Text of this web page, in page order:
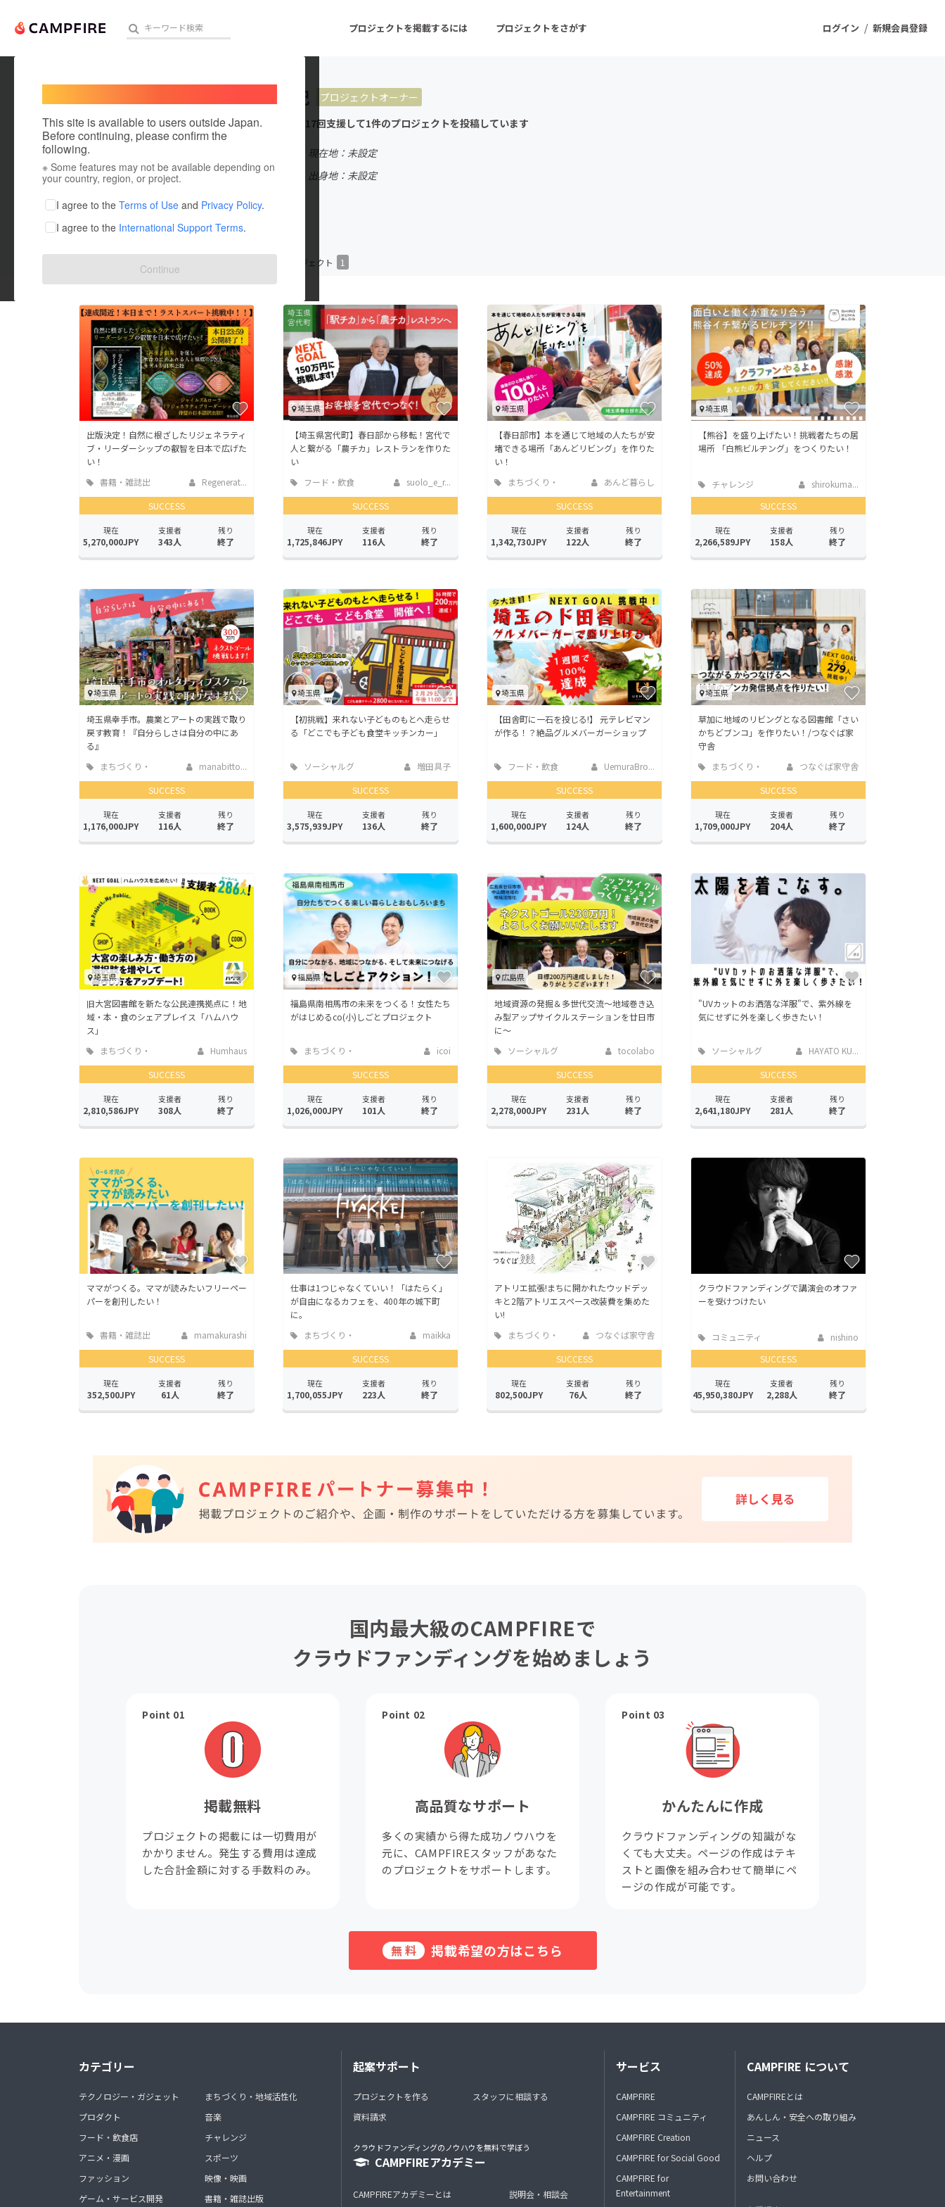
ログイン / 新規会員登録
プロジェクトを掲載するには プロジェクトをさがす
人気のプロジェクト 注目のリターン 注目の新着プロジェクト 募集終了が近いプロジェクト
アート・写真 音楽
テクノロジー・ガジェット
映像・映画
ビジネス・起業
チャレンジ
まちづくり・地域活性化
CAMPFIRE for Social Good
CAMPFIRE Creation
CAMPFIREふるさと納税
machi-ya コミュニティ
This site is available to users outside Japan.
Before continuing, please confirm the
following.
※ Some features may not be available depending on
your country, region, or project.
I agree to the Terms of Use and Privacy Policy.
I agree to the International Support Terms.
Continue
矢口真紀
プロジェクトオーナー
これまでに17回支援して1件のプロジェクトを投稿しています
現在地：未設定
出身国：日本
出身地：未設定
プロジェクト 1
出版決定！自然に根ざしたリジェネラティ
ブ・リーダーシップの叡智を日本で広げた
い！
書籍・雑誌出
Regenerat...
SUCCESS
現在
5,270,000JPY
支援者
343人
残り
終了
埼玉県
【埼玉県宮代町】春日部から移転！宮代で
人と繋がる「農チカ」レストランを作りた
い
フード・飲食
suolo_e_r...
SUCCESS
現在
1,725,846JPY
支援者
116人
残り
終了
埼玉県
【春日部市】本を通じて地域の人たちが安
堵できる場所「あんどリビング」を作りた
い！
まちづくり・
あんど暮らし
SUCCESS
現在
1,342,730JPY
支援者
122人
残り
終了
埼玉県
【熊谷】を盛り上げたい！挑戦者たちの居
場所 「白熊ビルヂング」をつくりたい！
チャレンジ
shirokuma...
SUCCESS
現在
2,266,589JPY
支援者
158人
残り
終了
埼玉県
埼玉県幸手市。農業とアートの実践で取り
戻す教育！『自分らしさは自分の中にあ
る』
まちづくり・
manabitto...
SUCCESS
現在
1,176,000JPY
支援者
116人
残り
終了
埼玉県
【初挑戦】来れない子どものもとへ走らせ
る「どこでも子ども食堂キッチンカー」
ソーシャルグ
増田具子
SUCCESS
現在
3,575,939JPY
支援者
136人
残り
終了
埼玉県
【田舎町に一石を投じる!】 元テレビマン
が作る！？絶品グルメバーガーショップ
フード・飲食
UemuraBro...
SUCCESS
現在
1,600,000JPY
支援者
124人
残り
終了
埼玉県
草加に地域のリビングとなる図書館「さい
かちどブンコ」を作りたい！/つなぐば家
守舎
まちづくり・
つなぐば家守舎
SUCCESS
現在
1,709,000JPY
支援者
204人
残り
終了
埼玉県
旧大宮図書館を新たな公民連携拠点に！地
域・本・食のシェアプレイス「ハムハウ
ス」
まちづくり・
Humhaus
SUCCESS
現在
2,810,586JPY
支援者
308人
残り
終了
福島県
福島県南相馬市の未来をつくる！女性たち
がはじめるco(小)しごとプロジェクト
まちづくり・
icoi
SUCCESS
現在
1,026,000JPY
支援者
101人
残り
終了
広島県
地域資源の発掘＆多世代交流～地域巻き込
み型アップサイクルステーションを廿日市
に～
ソーシャルグ
tocolabo
SUCCESS
現在
2,278,000JPY
支援者
231人
残り
終了
"UVカットのお洒落な洋服"で、紫外線を
気にせずに外を楽しく歩きたい！
ソーシャルグ
HAYATO KU...
SUCCESS
現在
2,641,180JPY
支援者
281人
残り
終了
ママがつくる。ママが読みたいフリーペー
パーを創刊したい！
書籍・雑誌出
mamakurashi
SUCCESS
現在
352,500JPY
支援者
61人
残り
終了
仕事は1つじゃなくていい！「はたらく」
が自由になるカフェを、400年の城下町
に。
まちづくり・
maikka
SUCCESS
現在
1,700,055JPY
支援者
223人
残り
終了
アトリエ拡張!まちに開かれたウッドデッ
キと2階アトリエスペース改装費を集めた
い!
まちづくり・
つなぐば家守舎
SUCCESS
現在
802,500JPY
支援者
76人
残り
終了
クラウドファンディングで講演会のオファ
ーを受けつけたい
コミュニティ
nishino
SUCCESS
現在
45,950,380JPY
支援者
2,288人
残り
終了
国内最大級のCAMPFIREで
クラウドファンディングを始めましょう
Point 01
掲載無料
プロジェクトの掲載には一切費用が
かかりません。発生する費用は達成
した合計金額に対する手数料のみ。
Point 02
高品質なサポート
多くの実績から得た成功ノウハウを
元に、CAMPFIREスタッフがあなた
のプロジェクトをサポートします。
Point 03
かんたんに作成
クラウドファンディングの知識がな
くても大丈夫。ページの作成はテキ
ストと画像を組み合わせて簡単にペ
ージの作成が可能です。
無料 掲載希望の方はこちら
カテゴリー
テクノロジー・ガジェット
プロダクト
フード・飲食店
アニメ・漫画
ファッション
ゲーム・サービス開発
まちづくり・地域活性化
音楽
チャレンジ
スポーツ
映像・映画
書籍・雑誌出版
起案サポート
プロジェクトを作る
資料請求
スタッフに相談する
クラウドファンディングのノウハウを無料で学ぼう
CAMPFIREアカデミー
CAMPFIREアカデミーとは 説明会・相談会
サービス
CAMPFIRE
CAMPFIRE コミュニティ
CAMPFIRE Creation
CAMPFIRE for Social Good
CAMPFIRE for
Entertainment
CAMPFIRE について
CAMPFIREとは
あんしん・安全への取り組み
ニュース
ヘルプ
お問い合わせ